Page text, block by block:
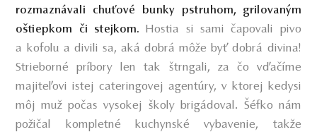
rozmaznávali chuťové bunky pstruhom, grilovaným
oštiepkom či stejkom. Hostia si sami čapovali pivo
a kofolu a divili sa, aká dobrá môže byť dobrá divina!
Strieborné príbory len tak štrngali, za čo vďačíme
majiteľovi istej cateringovej agentúry, v ktorej kedysi
môj muž počas vysokej školy brigádoval. Šéfko nám
požičal kompletné kuchynské vybavenie, takže